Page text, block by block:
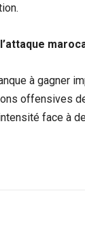
à gagner
offensives
face à